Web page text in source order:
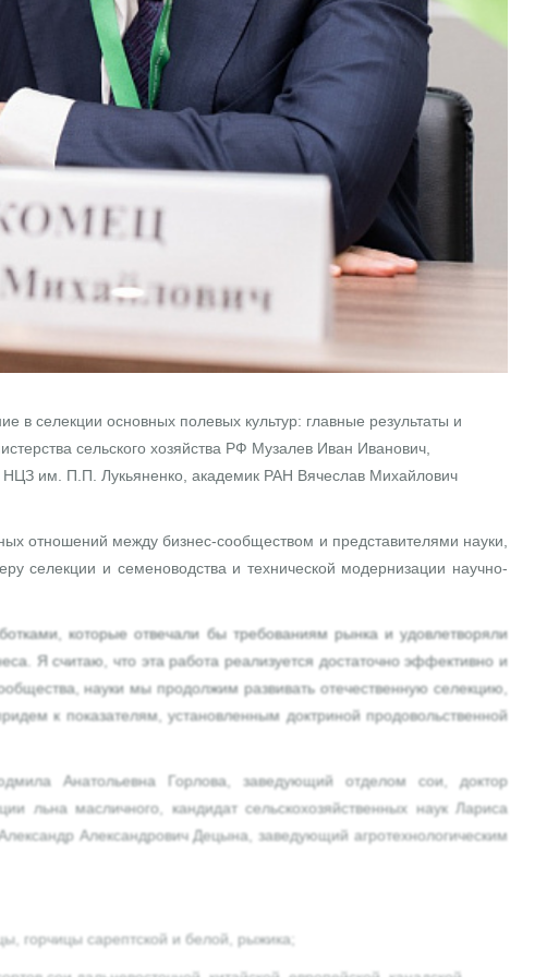
селекции основных полевых культур: главные результаты и
сельского хозяйства РФ Музалев Иван Иванович,
НЦЗ им. П.П. Лукьяненко, академик РАН Вячеслав Михайлович
отношений между бизнес-сообществом и представителями науки,
селекции и семеноводства и технической модернизации научно-
которые отвечали бы требованиям рынка и удовлетворяли
Я считаю, что эта работа реализуется достаточно эффективно и
науки мы продолжим развивать отечественную селекцию,
к показателям, установленным доктриной продовольственной
Анатольевна Горлова, заведующий отделом сои, доктор
льна масличного, кандидат сельскохозяйственных наук Лариса
Александрович Децына, заведующий агротехнологическим
горчицы сарептской и белой, рыжика;